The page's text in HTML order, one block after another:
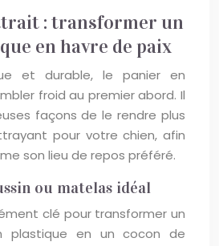
: transformer un
en havre de paix
et durable, le panier en
froid au premier abord. Il
façons de le rendre plus
pour votre chien, afin
son lieu de repos préféré.
ou matelas idéal
clé pour transformer un
plastique en un cocon de